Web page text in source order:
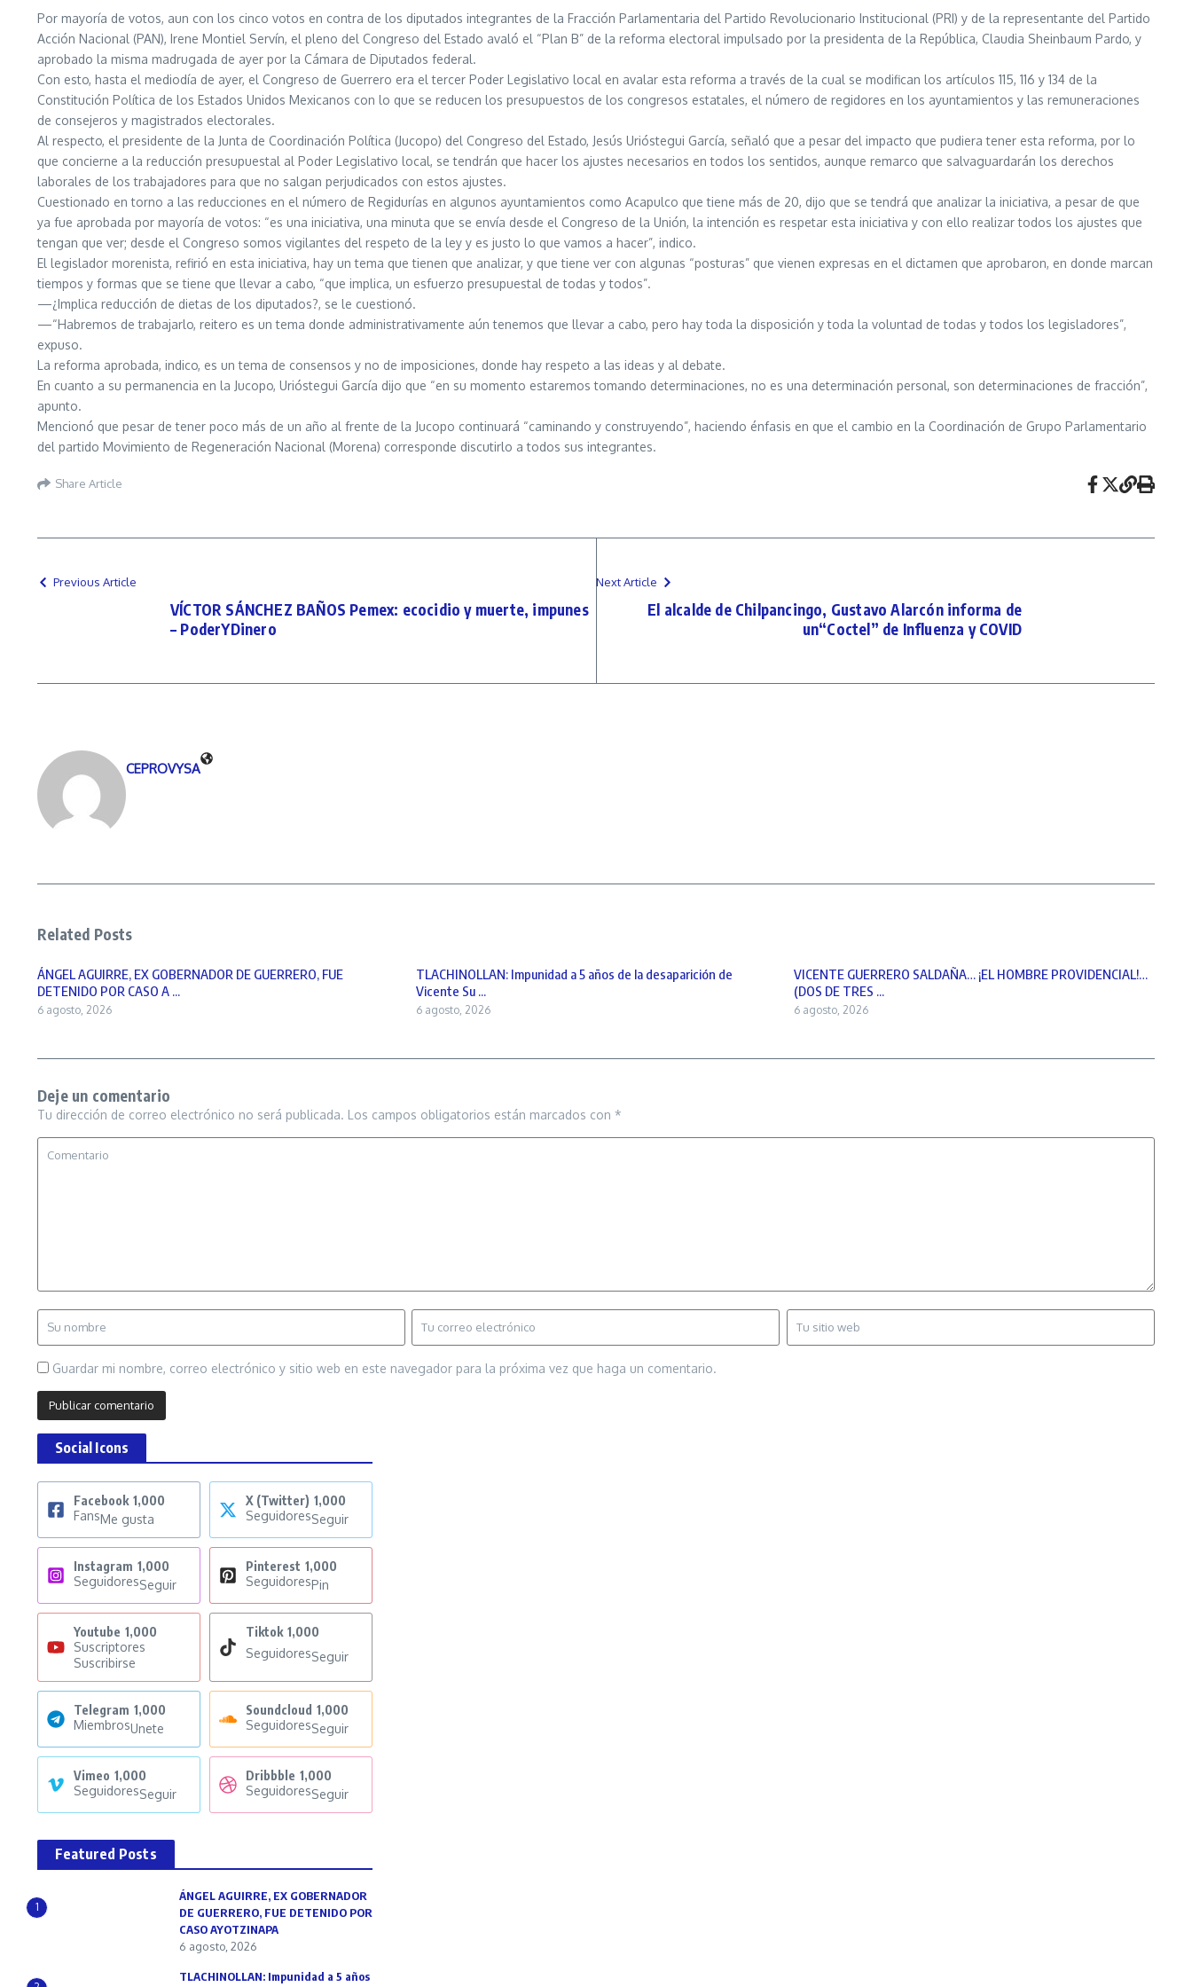
Por mayoría de votos, aun con los cinco votos en contra de los diputados integrantes de la Fracción Parlamentaria del Partido Revolucionario Institucional (PRI) y de la representante del Partido
Acción Nacional (PAN), Irene Montiel Servín, el pleno del Congreso del Estado avaló el “Plan B” de la reforma electoral impulsado por la presidenta de la República, Claudia Sheinbaum Pardo, y
aprobado la misma madrugada de ayer por la Cámara de Diputados federal.
Con esto, hasta el mediodía de ayer, el Congreso de Guerrero era el tercer Poder Legislativo local en avalar esta reforma a través de la cual se modifican los artículos 115, 116 y 134 de la
Constitución Política de los Estados Unidos Mexicanos con lo que se reducen los presupuestos de los congresos estatales, el número de regidores en los ayuntamientos y las remuneraciones
de consejeros y magistrados electorales.
Al respecto, el presidente de la Junta de Coordinación Política (Jucopo) del Congreso del Estado, Jesús Urióstegui García, señaló que a pesar del impacto que pudiera tener esta reforma, por lo
que concierne a la reducción presupuestal al Poder Legislativo local, se tendrán que hacer los ajustes necesarios en todos los sentidos, aunque remarco que salvaguardarán los derechos
laborales de los trabajadores para que no salgan perjudicados con estos ajustes.
Cuestionado en torno a las reducciones en el número de Regidurías en algunos ayuntamientos como Acapulco que tiene más de 20, dijo que se tendrá que analizar la iniciativa, a pesar de que
ya fue aprobada por mayoría de votos: “es una iniciativa, una minuta que se envía desde el Congreso de la Unión, la intención es respetar esta iniciativa y con ello realizar todos los ajustes que
tengan que ver; desde el Congreso somos vigilantes del respeto de la ley y es justo lo que vamos a hacer”, indico.
El legislador morenista, refirió en esta iniciativa, hay un tema que tienen que analizar, y que tiene ver con algunas “posturas” que vienen expresas en el dictamen que aprobaron, en donde marcan
tiempos y formas que se tiene que llevar a cabo, “que implica, un esfuerzo presupuestal de todas y todos”.
—¿Implica reducción de dietas de los diputados?, se le cuestionó.
—“Habremos de trabajarlo, reitero es un tema donde administrativamente aún tenemos que llevar a cabo, pero hay toda la disposición y toda la voluntad de todas y todos los legisladores”,
expuso.
La reforma aprobada, indico, es un tema de consensos y no de imposiciones, donde hay respeto a las ideas y al debate.
En cuanto a su permanencia en la Jucopo, Urióstegui García dijo que “en su momento estaremos tomando determinaciones, no es una determinación personal, son determinaciones de fracción”,
apunto.
Mencionó que pesar de tener poco más de un año al frente de la Jucopo continuará “caminando y construyendo”, haciendo énfasis en que el cambio en la Coordinación de Grupo Parlamentario
del partido Movimiento de Regeneración Nacional (Morena) corresponde discutirlo a todos sus integrantes.
Share Article
Previous Article
VÍCTOR SÁNCHEZ BAÑOS Pemex: ecocidio y muerte, impunes
– PoderYDinero
Next Article
El alcalde de Chilpancingo, Gustavo Alarcón informa de
un“Coctel” de Influenza y COVID
CEPROVYSA
Related Posts
ÁNGEL AGUIRRE, EX GOBERNADOR DE GUERRERO, FUE
DETENIDO POR CASO A ...
6 agosto, 2026
TLACHINOLLAN: Impunidad a 5 años de la desaparición de
Vicente Su ...
6 agosto, 2026
VICENTE GUERRERO SALDAÑA… ¡EL HOMBRE PROVIDENCIAL!…
(DOS DE TRES ...
6 agosto, 2026
Deje un comentario
Tu dirección de correo electrónico no será publicada. Los campos obligatorios están marcados con *
Guardar mi nombre, correo electrónico y sitio web en este navegador para la próxima vez que haga un comentario.
Social Icons
Facebook 1,000
FansMe gusta
X (Twitter) 1,000
SeguidoresSeguir
Instagram 1,000
SeguidoresSeguir
Pinterest 1,000
SeguidoresPin
Youtube 1,000
Suscriptores
Suscribirse
Tiktok 1,000
SeguidoresSeguir
Telegram 1,000
MiembrosUnete
Soundcloud 1,000
SeguidoresSeguir
Vimeo 1,000
SeguidoresSeguir
Dribbble 1,000
SeguidoresSeguir
Featured Posts
1
ÁNGEL AGUIRRE, EX GOBERNADOR
DE GUERRERO, FUE DETENIDO POR
CASO AYOTZINAPA
6 agosto, 2026
TLACHINOLLAN: Impunidad a 5 años